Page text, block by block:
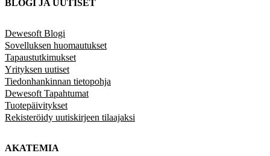
BLOGI JA UUTISET
Dewesoft Blogi
Sovelluksen huomautukset
Tapaustutkimukset
Yrityksen uutiset
Tiedonhankinnan tietopohja
Dewesoft Tapahtumat
Tuotepäivitykset
Rekisteröidy uutiskirjeen tilaajaksi
AKATEMIA